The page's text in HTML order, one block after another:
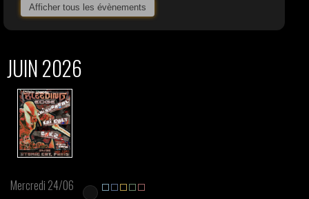
Afficher tous les évènements
JUIN 2026
Mercredi 24/06